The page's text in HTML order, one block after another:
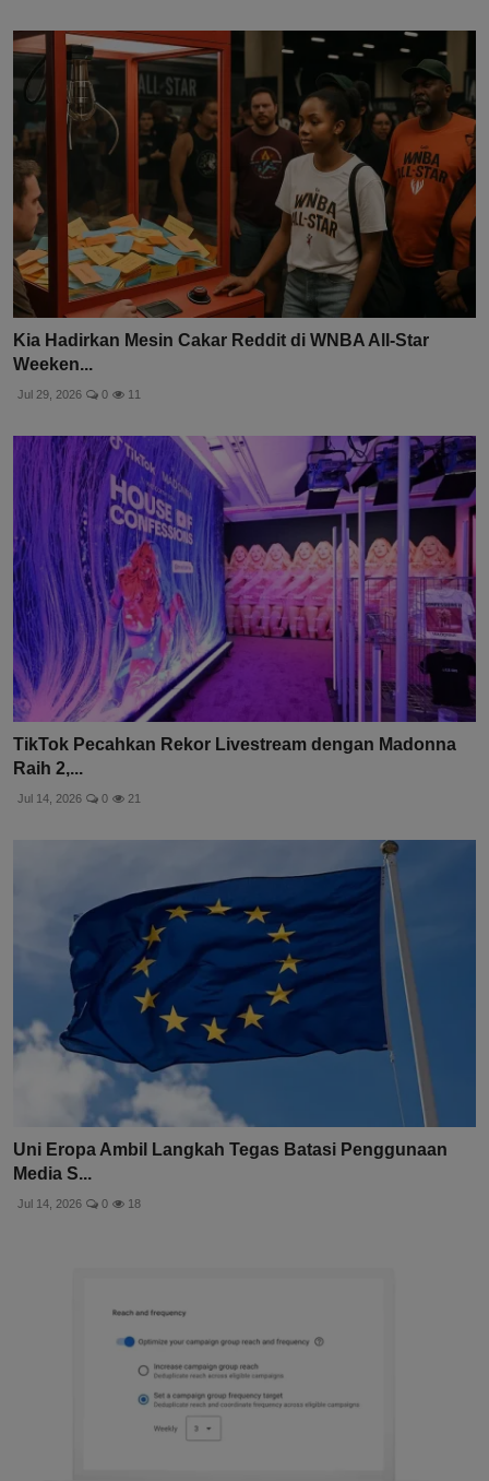
Kia Hadirkan Mesin Cakar Reddit di WNBA All-Star
Weeken...
Jul 29, 2026 0 11
TikTok Pecahkan Rekor Livestream dengan Madonna
Raih 2,...
Jul 14, 2026 0 21
Uni Eropa Ambil Langkah Tegas Batasi Penggunaan
Media S...
Jul 14, 2026 0 18